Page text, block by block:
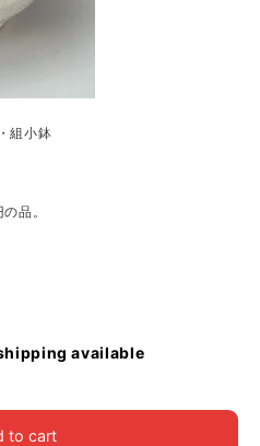
組小鉢
品。
available
to cart